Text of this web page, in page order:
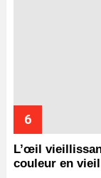
L’œil
couleur en